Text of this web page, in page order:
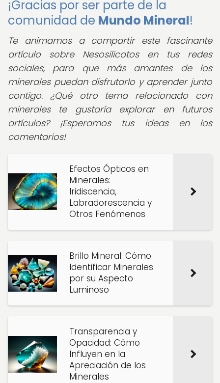
¡Gracias por ser parte de la
comunidad de Mundo Mineral!
Te animamos a compartir este fascinante
artículo sobre Nesosilicatos en tus redes
sociales, para que más amantes de los
minerales puedan disfrutarlo y aprender junto
contigo. ¿Qué otro tema relacionado con
minerales te gustaría explorar en futuros
artículos? ¡Esperamos tus ideas en los
comentarios!
Efectos Ópticos en
Minerales:
Iridiscencia,
Labradorescencia y
Otros Fenómenos
Brillo Mineral: Cómo
Identificar Minerales
por su Aspecto
Luminoso
Transparencia y
Opacidad: Cómo
Influyen en la
Apreciación de los
Minerales